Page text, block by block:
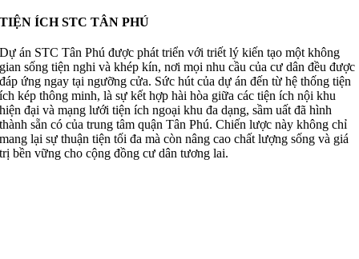
TIỆN ÍCH STC TÂN PHÚ
Dự án STC Tân Phú được phát triển với triết lý kiến tạo một không
gian sống tiện nghi và khép kín, nơi mọi nhu cầu của cư dân đều được
đáp ứng ngay tại ngưỡng cửa. Sức hút của dự án đến từ hệ thống tiện
ích kép thông minh, là sự kết hợp hài hòa giữa các tiện ích nội khu
hiện đại và mạng lưới tiện ích ngoại khu đa dạng, sầm uất đã hình
thành sẵn có của trung tâm quận Tân Phú. Chiến lược này không chỉ
mang lại sự thuận tiện tối đa mà còn nâng cao chất lượng sống và giá
trị bền vững cho cộng đồng cư dân tương lai.